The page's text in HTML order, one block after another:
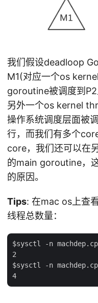
我们假设deadloop
M1(对应一个os
goroutine被调度到
另外一个os kernel
操作系统调度层面被
行，而我们有多个
core，我们还可以在
的main goroutine，
的原因。
Tips: 在mac os上查
线程总数量：
$sysctl -n
2
$sysctl -n